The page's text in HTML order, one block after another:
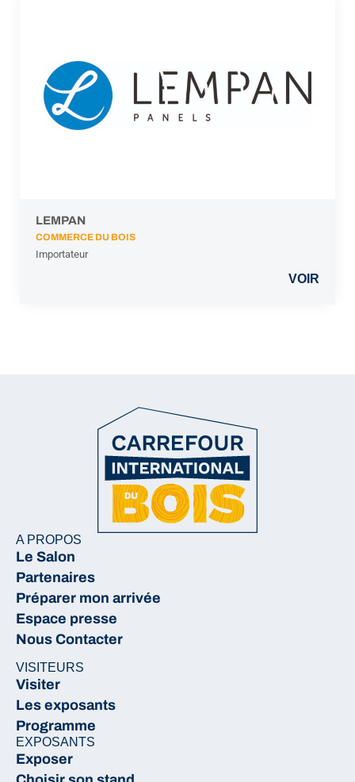
LEMPAN
COMMERCE DU BOIS
Importateur
VOIR
A PROPOS
Le Salon
Partenaires
Préparer mon arrivée
Espace presse
Nous Contacter
VISITEURS
Visiter
Les exposants
Programme
EXPOSANTS
Exposer